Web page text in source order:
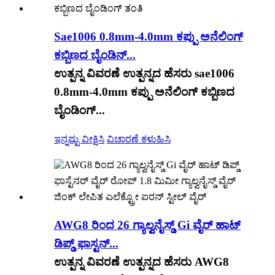
Sae1006 0.8mm-4.0mm ಕಪ್ಪು ಅನೆಲಿಂಗ್
ಕಬ್ಬಿಣದ ಬೈಂಡಿನ್...
ಉತ್ಪನ್ನ ವಿವರಣೆ ಉತ್ಪನ್ನದ ಹೆಸರು sae1006
0.8mm-4.0mm ಕಪ್ಪು ಅನೆಲಿಂಗ್ ಕಬ್ಬಿಣದ
ಬೈಂಡಿಂಗ್...
ಇನ್ನಷ್ಟು ವೀಕ್ಷಿಸಿ ವಿಚಾರಣೆ ಕಳುಹಿಸಿ
AWG8 ರಿಂದ 26 ಗ್ಯಾಲ್ವನೈಸ್ಡ್ Gi ವೈರ್ ಹಾಟ್
ಡಿಪ್ಡ್ ಫಾಸ್ಟನ್...
ಉತ್ಪನ್ನ ವಿವರಣೆ ಉತ್ಪನ್ನದ ಹೆಸರು AWG8